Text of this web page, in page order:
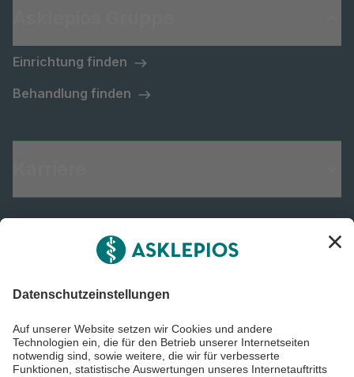
Einrichtung finden
Behandlung finden
Informiert bleiben